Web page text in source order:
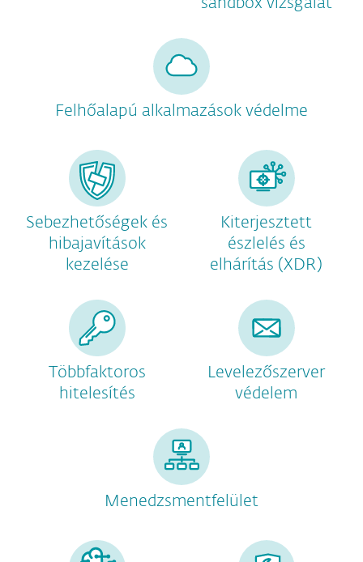
sandbox vizsgálat
Felhőalapú alkalmazások védelme
Sebezhetőségek és
hibajavítások
kezelése
Kiterjesztett
észlelés és
elhárítás (XDR)
Többfaktoros
hitelesítés
Levelezőszerver
védelem
Menedzsmentfelület